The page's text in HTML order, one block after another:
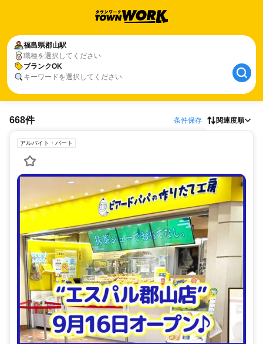
福島県郡山駅
職種を選択してください
ブランクOK
キーワードを選択してください
668件 条件保存 関連度順
アルバイト・パート